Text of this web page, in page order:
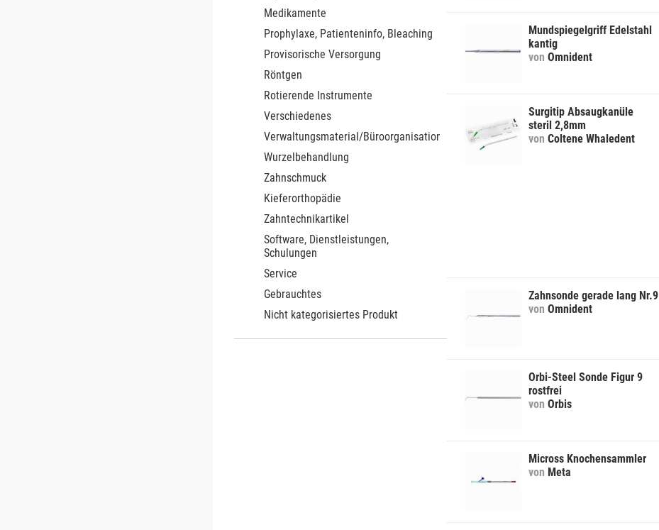
Medikamente
Prophylaxe, Patienteninfo, Bleaching
Provisorische Versorgung
Röntgen
Rotierende Instrumente
Verschiedenes
Verwaltungsmaterial/Büroorganisation
Wurzelbehandlung
Zahnschmuck
Kieferorthopädie
Zahntechnikartikel
Software, Dienstleistungen,
Schulungen
Service
Gebrauchtes
Nicht kategorisiertes Produkt
Mundspiegelgriff Edelstahl
kantig
von Omnident
Surgitip Absaugkanüle
steril 2,8mm
von Coltene Whaledent
Zahnsonde gerade lang Nr.9
von Omnident
Orbi-Steel Sonde Figur 9
rostfrei
von Orbis
Micross Knochensammler
von Meta